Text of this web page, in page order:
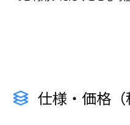
仕様・価格（